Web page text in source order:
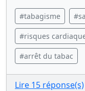
#tabagisme
#risques
#arrêt du tabac
Lire 15 réponse(s)